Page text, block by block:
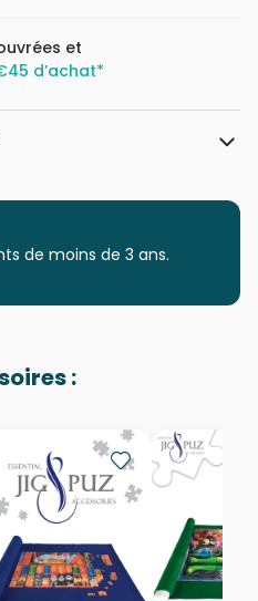
et
d’achat*
Castorland, les puzzles
48.000 pièces)
Puzzles fabriqués en France
5904438105373
1000 pièces
68 x 47 cm
de moins de 3 ans.
: